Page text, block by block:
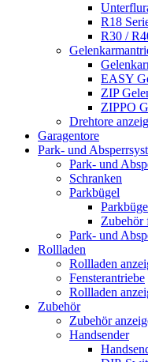
R18
R30 /
EASY
ZIP
ZIPPO
Drehtore
Garagentore
Park- und
Park- und
Schranken
Parkbügel
Zubehör
Park- und
Rollladen
Rollladen
Fensterantriebe
Rollladen
Zubehör
Zubehör
Handsender